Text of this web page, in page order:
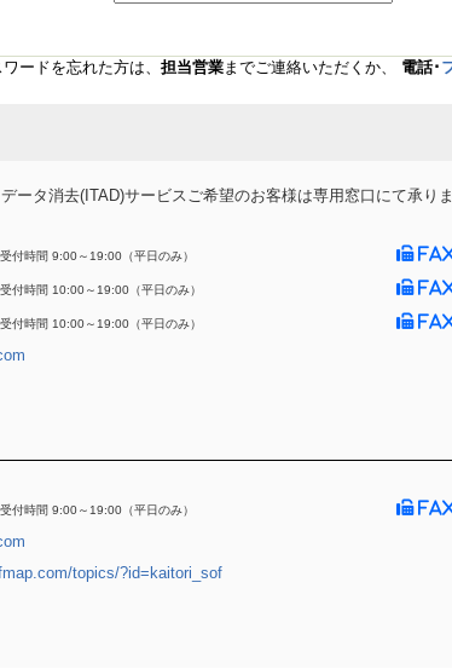
ワードを忘れた方は、 担当営業までご連絡いただくか、 電話･
タ消去(ITAD)サービスご希望のお客様は専用窓口にて承りま
受付時間 9:00～19:00（平日のみ）
受付時間 10:00～19:00（平日のみ）
受付時間 10:00～19:00（平日のみ）
受付時間 9:00～19:00（平日のみ）
topics/?id=kaitori_sof